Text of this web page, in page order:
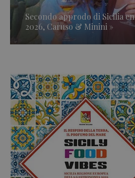
Secondo approdo di Sicilia
2026, Caruso & Minini »